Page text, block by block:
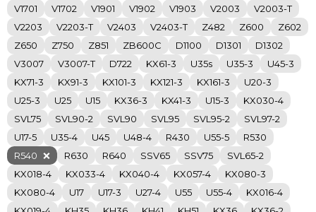
V1701
V1702 V1901 V1902 V1903 V2003
V2003-T
V2203
V2203-T V2403 V2403-T Z482 Z600
Z602
Z650
Z750 Z851 ZB600C D1100 D1301
D1302
V3007
V3007-T D722 KX61-3 U35s U35-3
U45-3
KX71-3
KX91-3 KX101-3 KX121-3 KX161-3
U20-3
U25-3
U25 U15 KX36-3 KX41-3 U15-3
KX030-4
SVL75
SVL90-2 SVL90 SVL95 SVL95-2
SVL97-2
U17-5
U35-4 U45 U48-4 R430 U55-5
R530
R540
R630 R640 SSV65 SSV75
SVL65-2
KX018-4
KX033-4 KX040-4 KX057-4
KX080-3
KX080-4
U17 U17-3 U27-4 U55 U55-4
KX016-4